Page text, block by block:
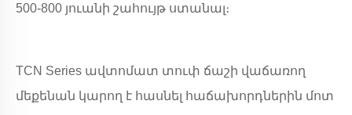
500-800 յուանի շահույթ ստանալ։
TCN Series ավտոմատ տուփ ճաշի վաճառող
մեքենան կարող է հասնել հաճախորդներին մոտ